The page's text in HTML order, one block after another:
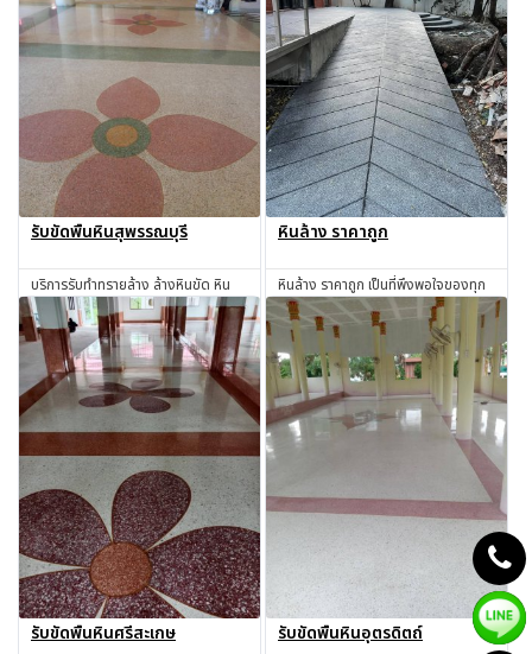
รับขัดพื้นหินสุพรรณบุรี
บริการรับทำทรายล้าง ล้างหินขัด หิน
ล้าง ทรายล้าง ทำทรายล้าง ช่างทราย
ล้าง ช่างหินขัด รับทำหินขัด รับทำหิน
อ่อน รับเหมาทำทรายล้าง โดยช่างผู้มี
ประสบการณ์มากกว่า 30 ปี สุพรรณบุรี
สอบถาม
หินล้าง ราคาถูก
หินล้าง ราคาถูก เป็นที่พึงพอใจของทุก
ท่านแน่นอน !!!
สอบถาม
รับขัดพื้นหินศรีสะเกษ รับขัดพื้นหินอุตรดิตถ์